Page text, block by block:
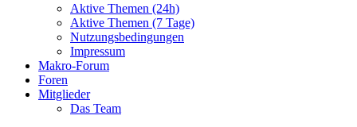
Aktive Themen (24h)
Aktive Themen (7 Tage)
Nutzungsbedingungen
Impressum
Makro-Forum
Foren
Mitglieder
Das Team